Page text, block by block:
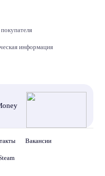
информация
Вакансии